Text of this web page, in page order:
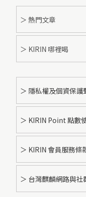
＞ 熱門文章
＞ KIRIN 哪裡喝
＞ 隱私權及個資保護
＞ KIRIN Point 點數
＞ KIRIN 會員服務條
＞ 台灣麒麟網路與社